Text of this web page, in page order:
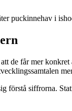
puckinnehav i
de får mer
förstå siffrorna.